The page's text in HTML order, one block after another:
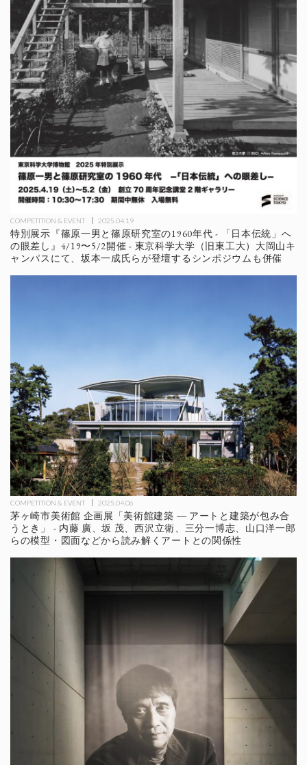
COMPETITION & EVENT 2025.04.19
特別展示『篠原一男と篠原研究室の1960年代 - 「日本伝統」へ
の眼差し』4/19〜5/2開催 - 東京科学大学（旧東工大）大岡山キ
ャンパスにて、坂本一成氏らが登壇するシンポジウムも併催
COMPETITION & EVENT 2025.04.06
茅ヶ崎市美術館 企画展「美術館建築 ― アートと建築が包み合
うとき」 - 内藤 廣、坂 茂、西沢立衛、三分一博志、山口洋一郎
らの模型・図面などから読み解くアートとの関係性